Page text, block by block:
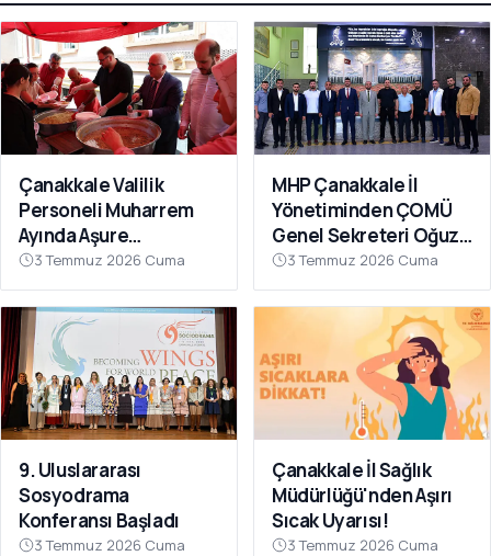
Çanakkale Valilik
Personeli Muharrem
Ayında Aşure
Sofrasında Buluştu
3 Temmuz 2026 Cuma
MHP Çanakkale İl
Yönetiminden ÇOMÜ
Genel Sekreteri Oğuz
Ünal'a Ziyaret
3 Temmuz 2026 Cuma
9. Uluslararası
Sosyodrama
Konferansı Başladı
3 Temmuz 2026 Cuma
Çanakkale İl Sağlık
Müdürlüğü'nden Aşırı
Sıcak Uyarısı!
3 Temmuz 2026 Cuma